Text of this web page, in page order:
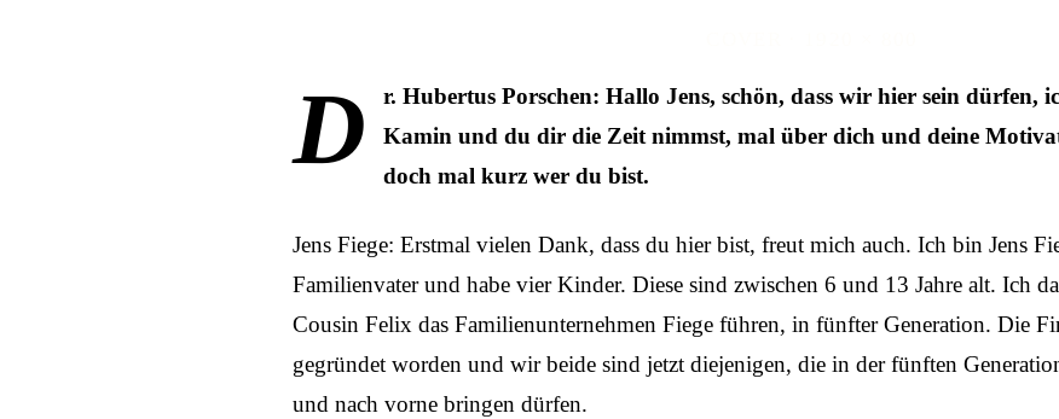
D
r. Hubertus Porschen: Hallo Jens, schön, dass wir hier sein dürfen,
Kamin und du dir die Zeit nimmst, mal über dich und deine
doch mal kurz wer du bist.
Jens Fiege: Erstmal vielen Dank, dass du hier bist, freut mich auch. Ich bin Jens
Familienvater und habe vier Kinder. Diese sind zwischen 6 und 13 Jahre alt. Ich
Cousin Felix das Familienunternehmen Fiege führen, in fünfter Generation. Die
gegründet worden und wir beide sind jetzt diejenigen, die in der fünften
und nach vorne bringen dürfen.